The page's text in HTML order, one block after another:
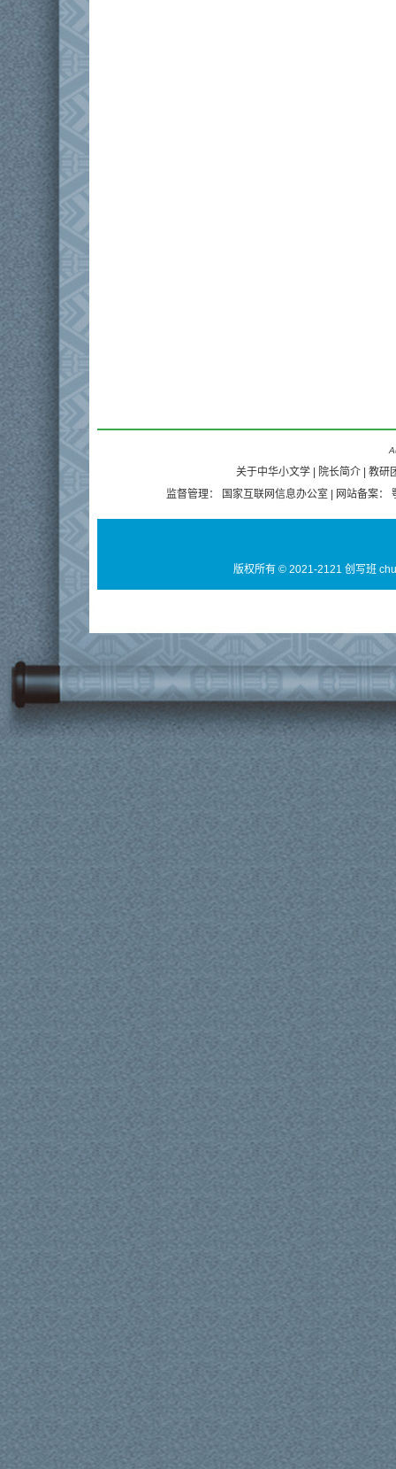
关于中华小文学 院长简介
教研
监督管理：
国家互联网信息办公室 | 网站备案：
版权所有 © 2021-2121 创写班